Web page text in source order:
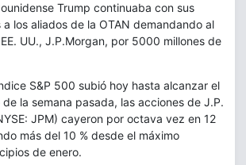
Trump continuaba con sus
los aliados de la OTAN demandando al
UU., J.P.Morgan, por 5000 millones de
S&P 500 subió hoy hasta alcanzar el
la semana pasada, las acciones de J.P.
JPM) cayeron por octava vez en 12
más del 10 % desde el máximo
de enero.